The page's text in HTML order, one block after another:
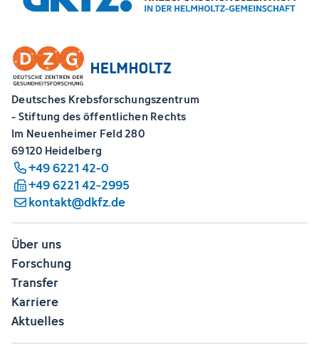
Deutsches Krebsforschungszentrum
- Stiftung des öffentlichen Rechts
Im Neuenheimer Feld 280
69120 Heidelberg
+49 6221 42-0
+49 6221 42-2995
kontakt@dkfz.de
Über uns
Forschung
Transfer
Karriere
Aktuelles